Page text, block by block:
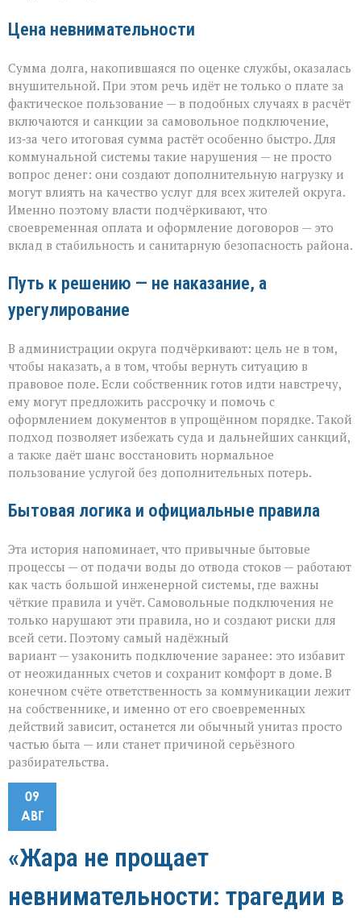
Цена невнимательности
Сумма долга, накопившаяся по оценке службы, оказалась
внушительной. При этом речь идёт не только о плате за
фактическое пользование — в подобных случаях в расчёт
включаются и санкции за самовольное подключение,
из‑за чего итоговая сумма растёт особенно быстро. Для
коммунальной системы такие нарушения — не просто
вопрос денег: они создают дополнительную нагрузку и
могут влиять на качество услуг для всех жителей округа.
Именно поэтому власти подчёркивают, что
своевременная оплата и оформление договоров — это
вклад в стабильность и санитарную безопасность района.
Путь к решению — не наказание, а
урегулирование
В администрации округа подчёркивают: цель не в том,
чтобы наказать, а в том, чтобы вернуть ситуацию в
правовое поле. Если собственник готов идти навстречу,
ему могут предложить рассрочку и помочь с
оформлением документов в упрощённом порядке. Такой
подход позволяет избежать суда и дальнейших санкций,
а также даёт шанс восстановить нормальное
пользование услугой без дополнительных потерь.
Бытовая логика и официальные правила
Эта история напоминает, что привычные бытовые
процессы — от подачи воды до отвода стоков — работают
как часть большой инженерной системы, где важны
чёткие правила и учёт. Самовольные подключения не
только нарушают эти правила, но и создают риски для
всей сети. Поэтому самый надёжный
вариант — узаконить подключение заранее: это избавит
от неожиданных счетов и сохранит комфорт в доме. В
конечном счёте ответственность за коммуникации лежит
на собственнике, и именно от его своевременных
действий зависит, останется ли обычный унитаз просто
частью быта — или станет причиной серьёзного
разбирательства.
09
АВГ
«Жара не прощает
невнимательности: трагедии в